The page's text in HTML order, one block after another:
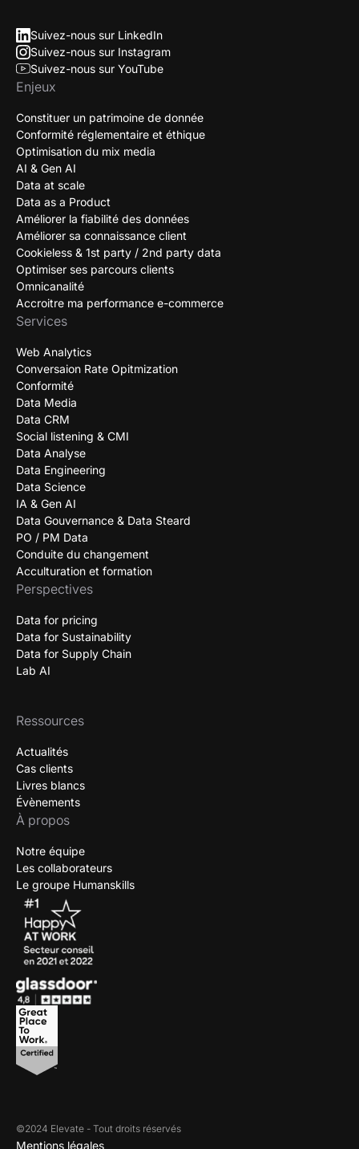
Suivez-nous sur LinkedIn
Suivez-nous sur Instagram
Suivez-nous sur YouTube
Enjeux
Constituer un patrimoine de donnée
Conformité réglementaire et éthique
Optimisation du mix media
AI & Gen AI
Data at scale
Data as a Product
Améliorer la fiabilité des données
Améliorer sa connaissance client
Cookieless & 1st party / 2nd party data
Optimiser ses parcours clients
Omnicanalité
Accroitre ma performance e-commerce
Services
Web Analytics
Conversaion Rate Opitmization
Conformité
Data Media
Data CRM
Social listening & CMI
Data Analyse
Data Engineering
Data Science
IA & Gen AI
Data Gouvernance & Data Steard
PO / PM Data
Conduite du changement
Acculturation et formation
Perspectives
Data for pricing
Data for Sustainability
Data for Supply Chain
Lab AI
Ressources
Actualités
Cas clients
Livres blancs
Évènements
À propos
Notre équipe
Les collaborateurs
Le groupe Humanskills
©2024 Elevate - Tout droits réservés
Mentions légales